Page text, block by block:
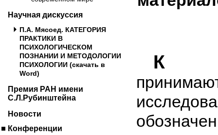
Научная дискуссия
П.А. Мясоед. КАТЕГОРИЯ
ПРАКТИКИ В
ПСИХОЛОГИЧЕСКОМ
ПОЗНАНИИ И МЕТОДОЛОГИИ
ПСИХОЛОГИИ (скачать в
Word)
Премия РАН имени
С.Л.Рубинштейна
Новости
Конференции
К